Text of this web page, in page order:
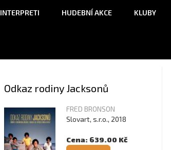
INTERPRETI HUDEBNÍ AKCE KLUBY
Odkaz rodiny Jacksonů
FRED BRONSON
Slovart, s.r.o., 2018
Cena: 639.00 Kč